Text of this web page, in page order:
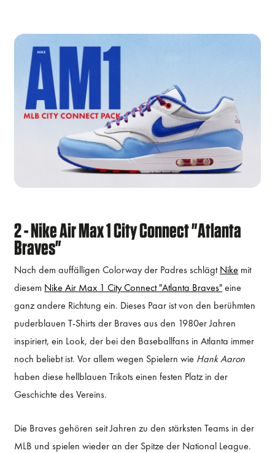
2 - Nike Air Max 1 City Connect "Atlanta
Braves"
Nach dem auffälligen Colorway der Padres schlägtNike mit
diesem Nike Air Max 1 City Connect "Atlanta Braves"eine
ganz andere Richtung ein. Dieses Paar ist von den berühmten
puderblauen T-Shirts der Braves aus den 1980er Jahren
inspiriert, ein Look, der bei den Baseballfans in Atlanta immer
noch beliebt ist. Vor allem wegen Spielern wie Hank Aaron
haben diese hellblauen Trikots einen festen Platz in der
Geschichte des Vereins.
Die Braves gehören seit Jahren zu den stärksten Teams in der
MLB und spielen wieder an der Spitze der National League.